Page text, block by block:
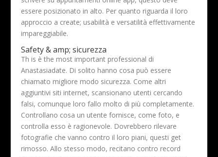
essere posizionato in alto. Per quanto riguarda il loro
approccio a create; usabilità e versatilità effettivamente
impareggiabile.
Safety & amp; sicurezza
Th is è the most important professional di
Anastasiadate. Di solito hanno cosa può essere
chiamato migliore modo sicurezza. Come altri
aggiuntivi siti internet, scansionano utenti cercando
falsi, comunque loro fallo molto di più completamente.
Controllano cosa un utente fornisce, come foto, e
controlla esso è ragionevole. Dovrebbero rilevare
fotografie che vanno contro il loro piani, questi get
rimosso. Allo stesso modo, recitano contro record